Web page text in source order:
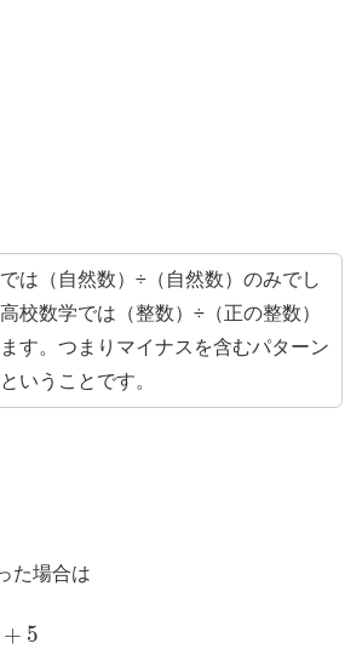
は（自然数）÷（自然数）のみでし
校数学では（整数）÷（正の整数）
す。つまりマイナスを含むパターン
いうことです。
た場合は